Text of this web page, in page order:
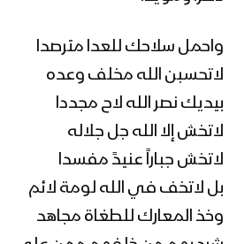
القوات المسلحة
الوحدات العسكرية
إيجاز صحفي لمتحدث
لحصاد 8
العدوان
نشيد الويل لكم | فرقة
واحمل سلاحك للعدا مترصدا
لاتحسبن الله مخلف وعده
بيديك نصر الله لاح مجددا
لاتخش إلا الله جل جلاله
لاتخش جباراً عنيدً مفسدا
بل لاتخف في الله لومة لائم
وخذ المعارك للطغاة مجاهد